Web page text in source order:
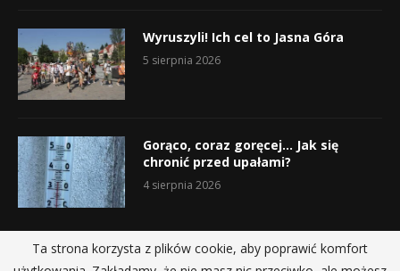
Wyruszyli! Ich cel to Jasna Góra
5 sierpnia 2026
Gorąco, coraz goręcej… Jak się
chronić przed upałami?
4 sierpnia 2026
Ta strona korzysta z plików cookie, aby poprawić komfort